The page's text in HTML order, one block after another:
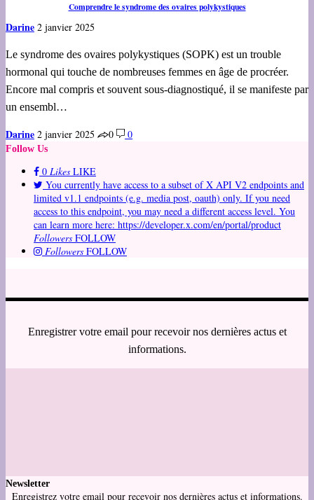
Comprendre le syndrome des ovaires polykystiques
Darine 2 janvier 2025
Le syndrome des ovaires polykystiques (SOPK) est un trouble
hormonal qui touche de nombreuses femmes en âge de procréer.
Encore mal compris et souvent sous-diagnostiqué, il se manifeste par
un ensembl…
Darine 2 janvier 2025 0 0
Follow Us
0 Likes LIKE
You currently have access to a subset of X API V2 endpoints and
limited v1.1 endpoints (e.g. media post, oauth) only. If you need
access to this endpoint, you may need a different access level. You
can learn more here: https://developer.x.com/en/portal/product
Followers FOLLOW
Followers FOLLOW
Enregistrer votre email pour recevoir nos dernières actus et
informations.
Newsletter
Enregistrez votre email pour recevoir nos dernières actus et informations.